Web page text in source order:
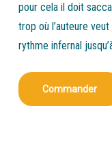
pour cela il doit
trop où l’auteure
rythme infernal
Commander